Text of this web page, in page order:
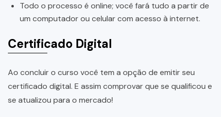
Todo o processo é online; você fará tudo a partir de
um computador ou celular com acesso à internet.
Certificado Digital
Ao concluir o curso você tem a opção de emitir seu
certificado digital. E assim comprovar que se qualificou e
se atualizou para o mercado!